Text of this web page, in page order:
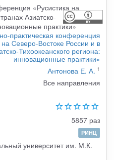
практическая конференция
на Северо-Востоке России и в
Тихоокеанского региона:
инновационные практики»
Антонова Е. А. 1
Все направления
5857 раз
РИНЦ
университет им. М.К.